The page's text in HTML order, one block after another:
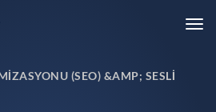
(SEO) &AMP; SESLI